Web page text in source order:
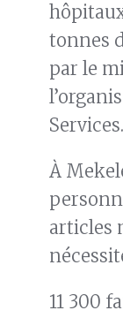
tonnes
par le
Services.
À
articles
11 300